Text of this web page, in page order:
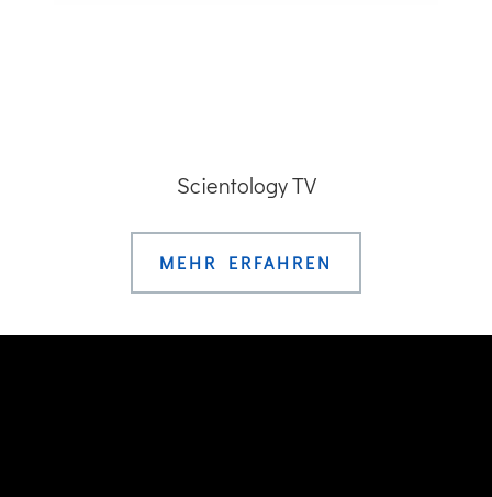
Scientology TV
MEHR ERFAHREN